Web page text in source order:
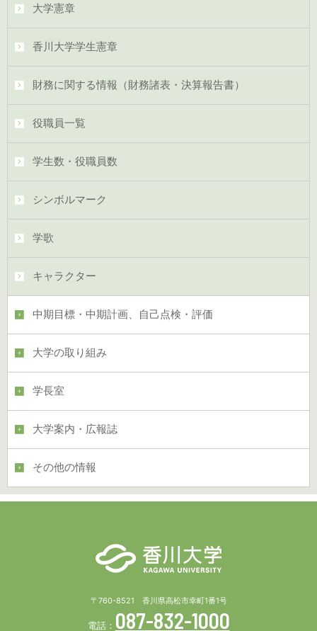
大学憲章
香川大学学生憲章
財務に関する情報（財務諸表・決算報告書）
役職員一覧
学生数・役職員数
シンボルマーク
学歌
キャラクター
中期目標・中期計画、自己点検・評価
大学の取り組み
学長室
大学案内・広報誌
その他の情報
〒760-8521 香川県高松市幸町1番1号
電話： 087-832-1000